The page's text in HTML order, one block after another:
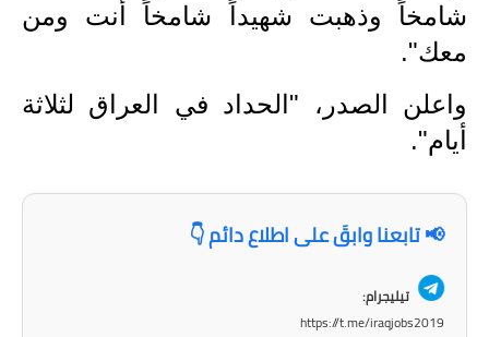
المرحلة الاعدادية
المرحلة الابتدائية
المرحلة المتوسطة
شامخاً وذهبت شهيداً شامخاً أنت ومن
معك".
واعلن الصدر، "الحداد في العراق لثلاثة
أيام".
📢 تابعنا وابقَ على اطلاع دائم 👇
تيليجرام:
https://t.me/iraqjobs2019